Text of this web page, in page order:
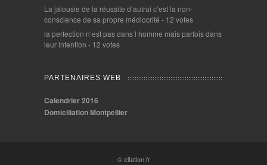
La jalousie de la réussite d’autrui c’est la non-
conscience de sa propre médiocrité - 12 votes
la perfection n’est pas dans l homme mais parfois dans
leur intention - 12 votes
PARTENAIRES WEB
Calendrier 2016
Domiciliation Montpellier
© citation.fr